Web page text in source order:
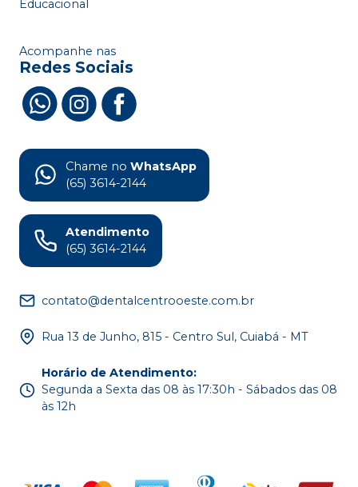
Educacional
Acompanhe nas
Redes Sociais
Chame no WhatsApp
(65) 3614-2144
Atendimento
(65) 3614-2144
contato@dentalcentrooeste.com.br
Rua 13 de Junho, 815 - Centro Sul, Cuiabá - MT
Horário de Atendimento:
Segunda a Sexta das 08 às 17:30h - Sábados das 08
às 12h